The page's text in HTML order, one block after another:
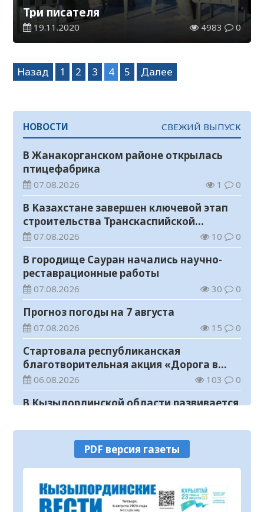
Три писателя
19.11.2020 4983 0
Навигация
записям
Назад 1 2 3 4 5 Далее
НОВОСТИ СВЕЖИЙ ВЫПУСК
В Жанакорганском районе открылась
птицефабрика
07.08.2026 1 0
В Казахстане завершен ключевой этап
строительства Транскаспийской
волоконно-оптической линии связи
07.08.2026 10 0
В городище Сауран начались научно-
реставрационные работы
07.08.2026 30 0
Прогноз погоды на 7 августа
07.08.2026 15 0
Стартовала республиканская
благотворительная акция «Дорога в
школу»
06.08.2026 103 0
В Кызылординской области развивается
06.08.2026 87 0
В Уральске проводили в последний путь
«Халық Қаһарманы» Ивана Степановича
Гапича
06.08.2026
В Кызылординской области усилили
PDF версия газеты